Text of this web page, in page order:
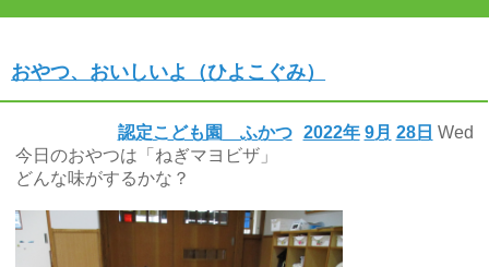
おやつ、おいしいよ（ひよこぐみ）
2022年 9月 28日 Wed
認定こども園 ふかつ
今日のおやつは「ねぎマヨビザ」
どんな味がするかな？